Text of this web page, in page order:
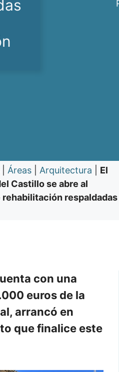
Áreas Arquitectura
El
Castillo se abre al
respaldadas
con una
euros de la
arrancó en
que finalice este